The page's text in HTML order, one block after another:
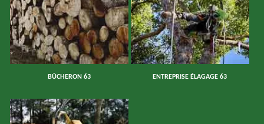
BÛCHERON 63 ENTREPRISE ÉLAGAGE 63